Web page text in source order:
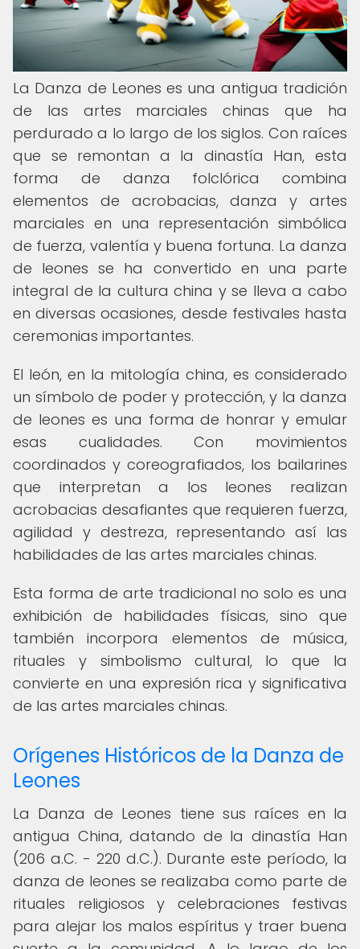
La Danza de Leones es una antigua tradición
de las artes marciales chinas que ha
perdurado a lo largo de los siglos. Con raíces
que se remontan a la dinastía Han, esta
forma de danza folclórica combina
elementos de acrobacias, danza y artes
marciales en una representación simbólica
de fuerza, valentía y buena fortuna. La danza
de leones se ha convertido en una parte
integral de la cultura china y se lleva a cabo
en diversas ocasiones, desde festivales hasta
ceremonias importantes.
El león, en la mitología china, es considerado
un símbolo de poder y protección, y la danza
de leones es una forma de honrar y emular
esas cualidades. Con movimientos
coordinados y coreografiados, los bailarines
que interpretan a los leones realizan
acrobacias desafiantes que requieren fuerza,
agilidad y destreza, representando así las
habilidades de las artes marciales chinas.
Esta forma de arte tradicional no solo es una
exhibición de habilidades físicas, sino que
también incorpora elementos de música,
rituales y simbolismo cultural, lo que la
convierte en una expresión rica y significativa
de las artes marciales chinas.
Orígenes Históricos de la Danza de
Leones
La Danza de Leones tiene sus raíces en la
antigua China, datando de la dinastía Han
(206 a.C. - 220 d.C.). Durante este período, la
danza de leones se realizaba como parte de
rituales religiosos y celebraciones festivas
para alejar los malos espíritus y traer buena